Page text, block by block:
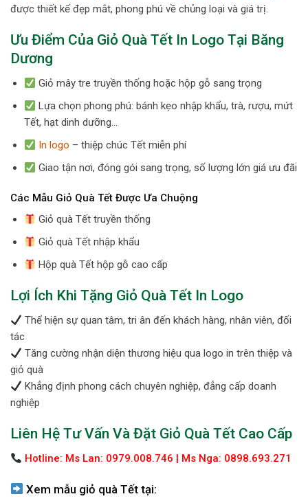
được thiết kế đẹp mắt, phong phú về chủng loại và giá trị.
Ưu Điểm Của Giỏ Quà Tết In Logo Tại Băng
Dương
Giỏ mây tre truyền thống hoặc hộp gỗ sang trọng
Lựa chọn phong phú: bánh kẹo nhập khẩu, trà, rượu, mứt
Tết, hạt dinh dưỡng…
In logo – thiệp chúc Tết miễn phí
Giao tận nơi, đóng gói sang trọng, số lượng lớn giá ưu đãi
Các Mẫu Giỏ Quà Tết Được Ưa Chuộng
Giỏ quà Tết truyền thống
Giỏ quà Tết nhập khẩu
Hộp quà Tết hộp gỗ cao cấp
Lợi Ích Khi Tặng Giỏ Quà Tết In Logo
Thể hiện sự quan tâm, tri ân đến khách hàng, nhân viên, đối
tác
Tăng cường nhận diện thương hiệu qua logo in trên thiệp và
giỏ quà
Khẳng định phong cách chuyên nghiệp, đẳng cấp doanh
nghiệp
Liên Hệ Tư Vấn Và Đặt Giỏ Quà Tết Cao Cấp
Hotline: Ms Lan: 0979.008.746 | Ms Nga: 0898.693.271
Xem mẫu giỏ quà Tết tại: